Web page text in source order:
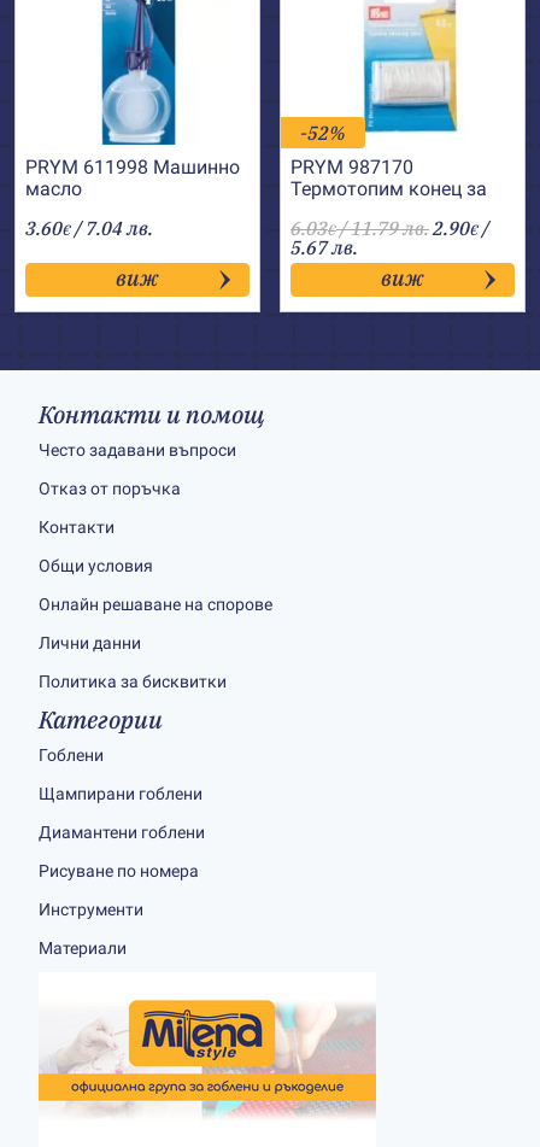
PRYM 611998 Машинно
масло
3.60€ / 7.04 лв.
виж
-52%
PRYM 987170
Термотопим конец за
6.03€/ 11.79 лв.2.90€ /
5.67 лв.
виж
Контакти и помощ
Често задавани въпроси
Отказ от поръчка
Контакти
Общи условия
Онлайн решаване на спорове
Лични данни
Политика за бисквитки
Категории
Гоблени
Щампирани гоблени
Диамантени гоблени
Рисуване по номера
Инструменти
Материали